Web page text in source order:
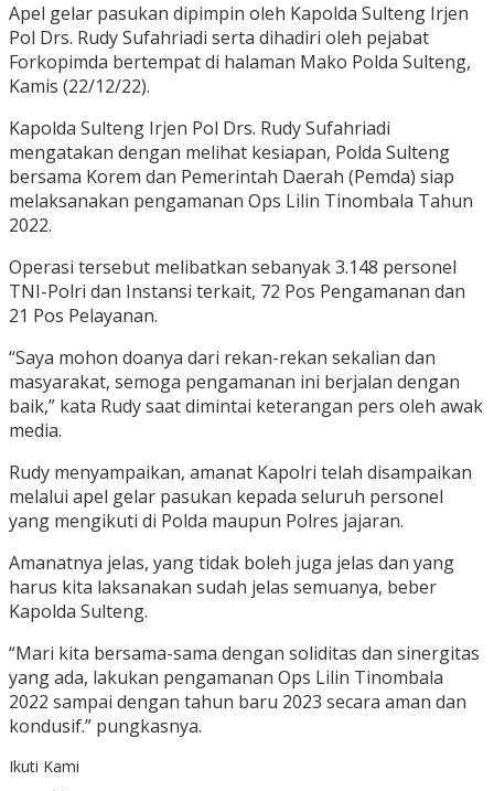
Apel gelar pasukan dipimpin oleh Kapolda Sulteng Irjen
Pol Drs. Rudy Sufahriadi serta dihadiri oleh pejabat
Forkopimda bertempat di halaman Mako Polda Sulteng,
Kamis (22/12/22).
Kapolda Sulteng Irjen Pol Drs. Rudy Sufahriadi
mengatakan dengan melihat kesiapan, Polda Sulteng
bersama Korem dan Pemerintah Daerah (Pemda) siap
melaksanakan pengamanan Ops Lilin Tinombala Tahun
2022.
Operasi tersebut melibatkan sebanyak 3.148 personel
TNI-Polri dan Instansi terkait, 72 Pos Pengamanan dan
21 Pos Pelayanan.
“Saya mohon doanya dari rekan-rekan sekalian dan
masyarakat, semoga pengamanan ini berjalan dengan
baik,” kata Rudy saat dimintai keterangan pers oleh awak
media.
Rudy menyampaikan, amanat Kapolri telah disampaikan
melalui apel gelar pasukan kepada seluruh personel
yang mengikuti di Polda maupun Polres jajaran.
Amanatnya jelas, yang tidak boleh juga jelas dan yang
harus kita laksanakan sudah jelas semuanya, beber
Kapolda Sulteng.
“Mari kita bersama-sama dengan soliditas dan sinergitas
yang ada, lakukan pengamanan Ops Lilin Tinombala
2022 sampai dengan tahun baru 2023 secara aman dan
kondusif.” pungkasnya.
Ikuti Kami